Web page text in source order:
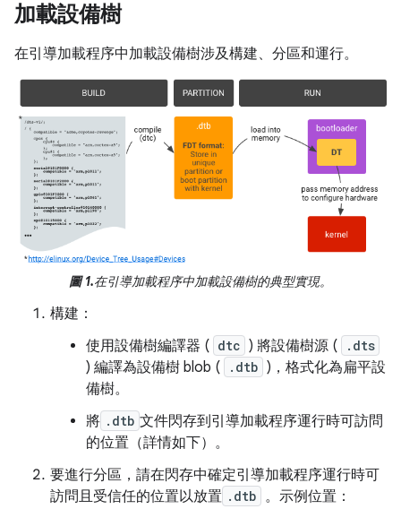
加載設備樹
在引導加載程序中加載設備樹涉及構建、分區和運行。
圖 1.在引導加載程序中加載設備樹的典型實現。
構建：
使用設備樹編譯器 ( dtc ) 將設備樹源 ( .dts
) 編譯為設備樹 blob ( .dtb )，格式化為扁平設
備樹。
將 .dtb 文件閃存到引導加載程序運行時可訪問
的位置（詳情如下）。
要進行分區，請在閃存中確定引導加載程序運行時可
訪問且受信任的位置以放置 .dtb 。示例位置：